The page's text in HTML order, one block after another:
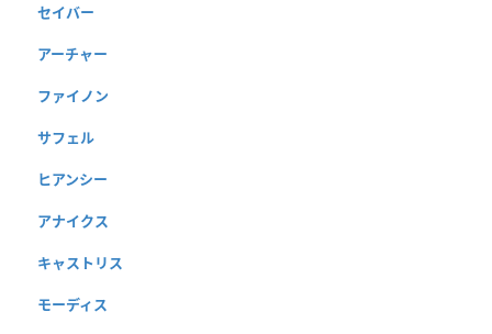
セイバー
アーチャー
ファイノン
サフェル
ヒアンシー
アナイクス
キャストリス
モーディス